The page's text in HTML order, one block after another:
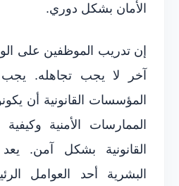
الأمان بشكل دوري.
إن تدريب الموظفين على
آخر لا يجب تجاهله.
المؤسسات القانونية أن
الممارسات الأمنية وكيفية
القانونية بشكل آمن.
البشرية أحد العوامل